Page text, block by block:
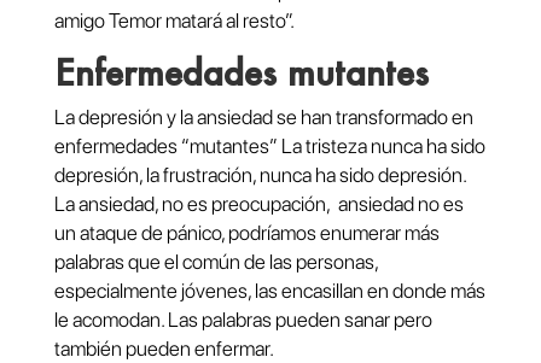
amigo Temor matará al resto”.
Enfermedades mutantes
La depresión y la ansiedad se han transformado en
enfermedades “mutantes” La tristeza nunca ha sido
depresión, la frustración, nunca ha sido depresión.
La ansiedad, no es preocupación, ansiedad no es
un ataque de pánico, podríamos enumerar más
palabras que el común de las personas,
especialmente jóvenes, las encasillan en donde más
le acomodan. Las palabras pueden sanar pero
también pueden enfermar.